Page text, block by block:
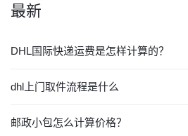
最新
DHL国际快递运费是怎样计算的？
dhl上门取件流程是什么
邮政小包怎么计算价格？